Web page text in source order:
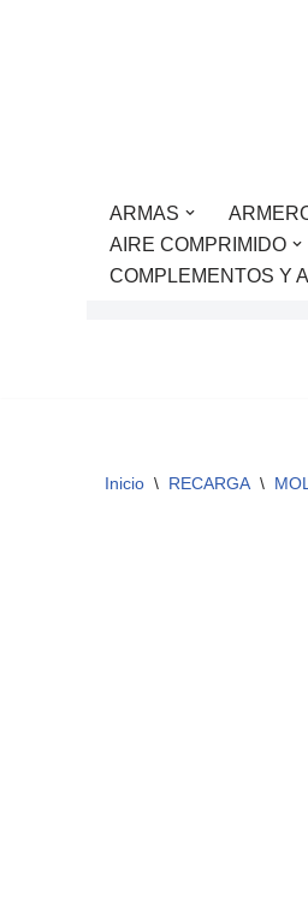
ARMAS
AIRE COMPRIMIDO
COMPLEMENTOS Y
Inicio \ RECARGA \